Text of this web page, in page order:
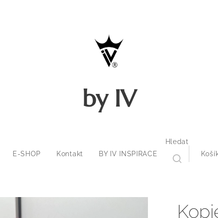
by IV
E-SHOP Kontakt BY IV INSPIRACE
Hledat